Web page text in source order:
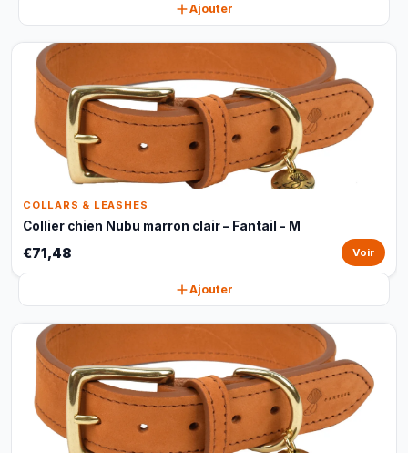
Ajouter
COLLARS & LEASHES
Collier chien Nubu marron clair – Fantail - M
€71,48 Voir
Ajouter